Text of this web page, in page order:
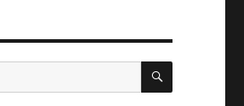
検